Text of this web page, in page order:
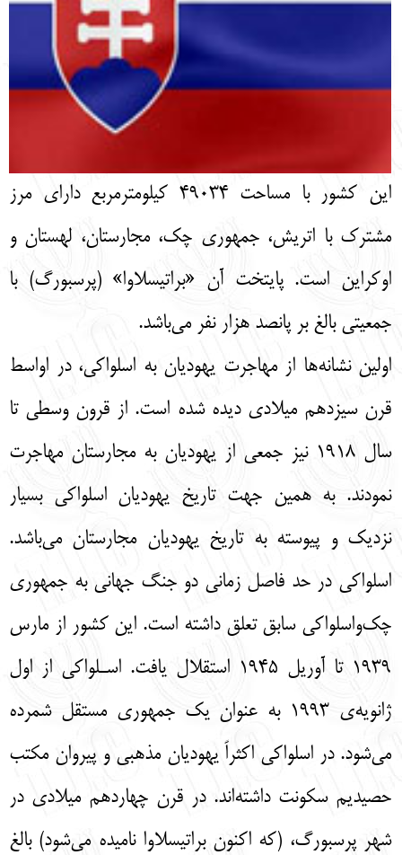
עברית
اين كشور با مساحت 49034 کیلومترمربع داراي مرز
مشترك با اتريش، جمهوري چک، مجارستان، لهستان و
اوكراين است. پايتخت آن «براتيسلاوا» (پرسبورگ) با
جمعيتي بالغ بر پانصد هزار نفر مي‌باشد.
اولين نشانه‌ها از مهاجرت يهوديان به اسلواكي، در اواسط
قرن سيزدهم ميلادي ديده شده است. از قرون وسطي تا
سال 1918 نيز جمعي از يهوديان به مجارستان مهاجرت
نمودند. به همين جهت تاريخ يهوديان اسلواكي بسيار
نزديك و پيوسته به تاريخ يهوديان مجارستان مي‌باشد.
اسلواكي در حد فاصل زماني دو جنگ جهاني به جمهوري
چك‌‌واسلواکی سابق تعلق داشته است. اين كشور از مارس
1939 تا آوريل 1945 استقلال يافت. اسـلواكي از اول
ژانويه‌ی 1993 به عنوان يك جمهوري مستقل شمرده
مي‌شود. در اسلواكي اكثراً يهوديان مذهبي و پيروان مكتب
حصيديم سكونت داشته‌اند. در قرن چهاردهم ميلادي در
شهر پرسبورگ، (كه اكنون براتيسلاوا ناميده مي‌شود) بالغ